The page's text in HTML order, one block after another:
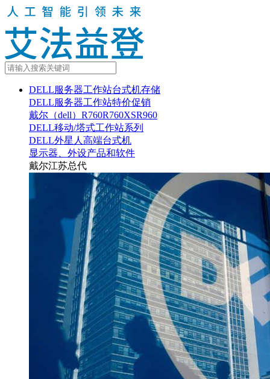
DELL服务器工作站台式机存储
DELL服务器工作站特价促销
戴尔（dell）R760R760XSR960
DELL移动/塔式工作站系列
DELL外星人高端台式机
显示器、外设产品和软件
戴尔江苏总代